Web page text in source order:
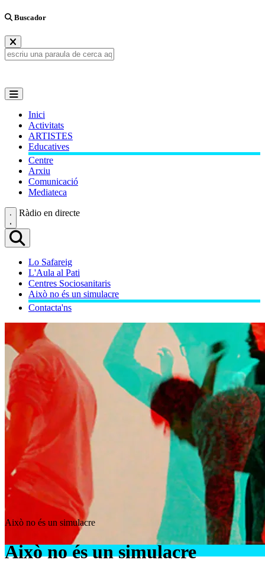
Buscador
Inici
Activitats
ARTISTES
Educatives
Centre
Arxiu
Comunicació
Mediateca
Ràdio en directe
Lo Safareig
L'Aula al Pati
Centres Sociosanitaris
Això no és un simulacre
Contacta'ns
Això no és un simulacre
Això no és un simulacre